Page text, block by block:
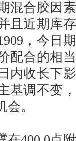
合胶因素
且近期库
，今日
配合的相
内收长下
基调不变
。